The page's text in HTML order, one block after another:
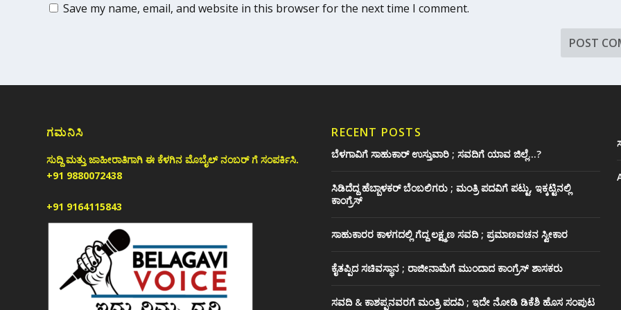
Save my name, email, and website in this browser for the next time I comment.
ಗಮನಿಸಿ
ಸುದ್ದಿ ಮತ್ತು ಜಾಹೀರಾತಿಗಾಗಿ ಈ ಕೆಳಗಿನ ಮೊಬೈಲ್ ನಂಬರ್ ಗೆ ಸಂಪರ್ಕಿಸಿ.
+91 9880072438
+91 9164115843
RECENT POSTS
ಬೆಳಗಾವಿಗೆ ಸಾಹುಕಾರ್ ಉಸ್ತುವಾರಿ ; ಸವದಿಗೆ ಯಾವ ಜಿಲ್ಲೆ…?
ಸಿಡಿದೆದ್ದ ಹೆಬ್ಬಾಳಕರ್ ಬೆಂಬಲಿಗರು ; ಮಂತ್ರಿ ಪದವಿಗೆ ‌ಪಟ್ಟು, ಇಕ್ಕಟ್ಟಿನಲ್ಲಿ
ಕಾಂಗ್ರೆಸ್
ಸಾಹುಕಾರರ ಕಾಳಗದಲ್ಲಿ ಗೆದ್ದ ಲಕ್ಷ್ಮಣ ಸವದಿ ; ಪ್ರಮಾಣವಚನ ಸ್ವೀಕಾರ
ಕೈತಪ್ಪಿದ ಸಚಿವಸ್ಥಾನ ; ರಾಜೀನಾಮೆಗೆ ಮುಂದಾದ ಕಾಂಗ್ರೆಸ್ ‌ಶಾಸಕರು
ಸವದಿ & ಕಾಶಪ್ಪನವರಗೆ ಮಂತ್ರಿ ಪದವಿ ; ಇದೇ ನೋಡಿ‌ ಡಿಕೆಶಿ ಹೊಸ ಸಂಪುಟ